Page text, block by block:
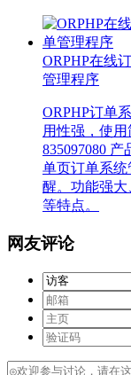
ORPHP在线
管理程序
ORPHP订单
用性强，使用
835097080
单页订单系
醒。功能强
等特点。
网友评论